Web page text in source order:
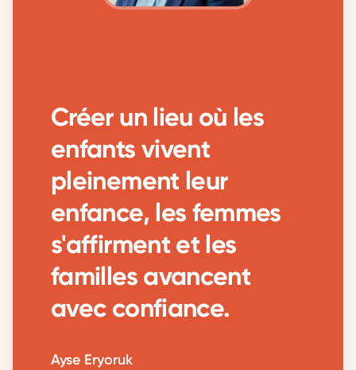
Créer un lieu où les
enfants vivent
pleinement leur
enfance, les femmes
s'affirment et les
familles avancent
avec confiance.
Ayse Eryoruk